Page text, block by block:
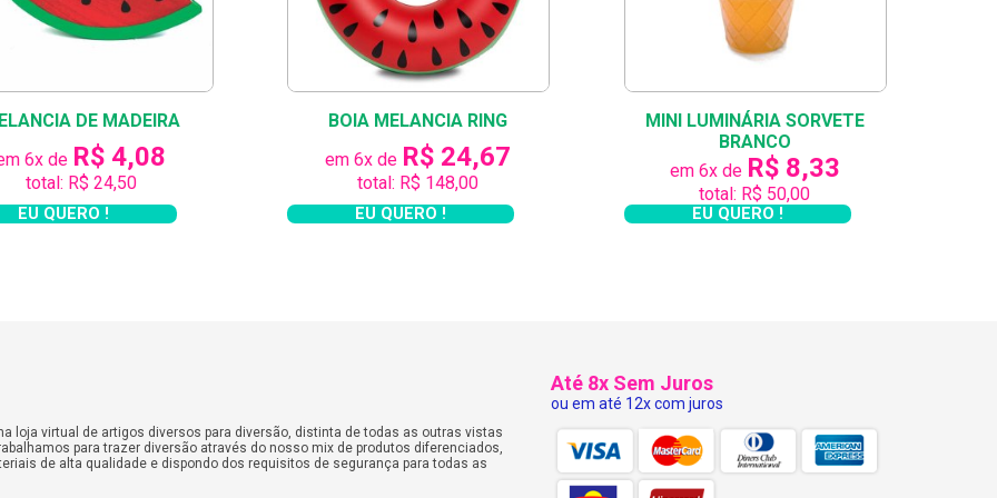
clipes e diversos outros tipos de cenografia. Cada modelo é encantador, o que garante o amor à
com as boias para piscina em várias ocasiões.
divertidas. Saia na frente e garanta já a sua!
nacional-que-vende-boias-divertidas.html
de um adulto
Comprimento: 145 cm
DE MADEIRA
6x de R$ 4,08
total: R$ 24,50
EU QUERO !
BOIA MELANCIA RING
em 6x de R$ 24,67
total: R$ 148,00
EU QUERO !
MINI LUMINÁRIA SORVETE
BRANCO
em 6x de R$ 8,33
total: R$ 50,00
EU QUERO !
loja virtual de artigos diversos para diversão, distinta de todas as outras vistas
para trazer diversão através do nosso mix de produtos diferenciados,
de alta qualidade e dispondo dos requisitos de segurança para todas as
Até 8x Sem Juros
ou em até 12x com juros